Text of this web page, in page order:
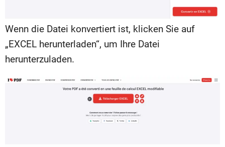
Wenn die Datei konvertiert ist, klicken Sie auf
„EXCEL herunterladen“, um Ihre Datei
herunterzuladen.